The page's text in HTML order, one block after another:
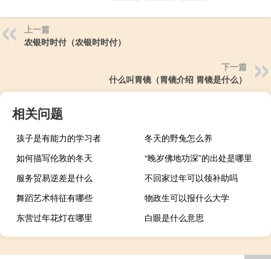
上一篇
农银时时付（农银时时付）
下一篇
什么叫胃镜（胃镜介绍 胃镜是什么）
相关问题
孩子是有能力的学习者
冬天的野兔怎么养
如何描写伦敦的冬天
“晚岁佛地功深”的出处是哪里
服务贸易逆差是什么
不回家过年可以领补助吗
舞蹈艺术特征有哪些
物政生可以报什么大学
东营过年花灯在哪里
白眼是什么意思